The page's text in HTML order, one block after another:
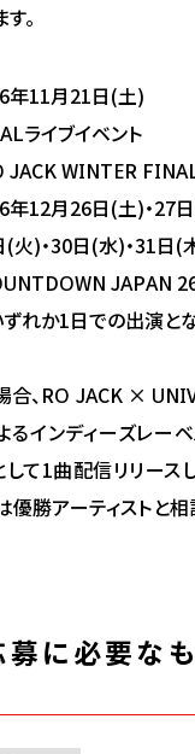
。
年11月21日(土)
ライブイベント
JACK WINTER
年12月26日(土)・27
(火)・30日(水)・31日(
JAPAN
れか1日での出演とな
合、RO JACK ×
るインディーズレーベ
て1曲配信リリース
勝アーティストと相
募に必要な